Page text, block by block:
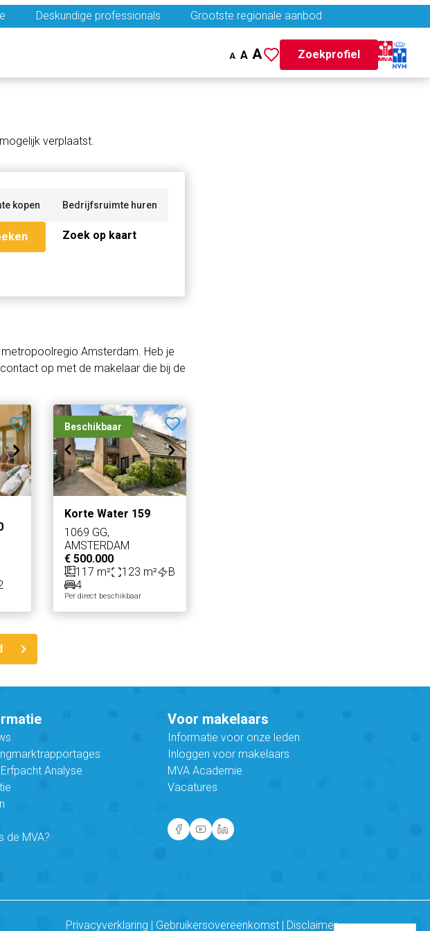
Deskundige professionals Grootste regionale aanbod
A A A Zoekprofiel
verplaatst.
kopen Bedrijfsruimte huren
Zoek op kaart
Amsterdam. Heb je
op met de makelaar die bij de
Beschikbaar
Korte Water 159
1069 GG,
AMSTERDAM
€ 500.000
117 m²
123 m²
B
4
Per direct beschikbaar
Erfpacht Analyse
de MVA?
Voor makelaars
Informatie voor onze leden
Inloggen voor makelaars
MVA Academie
Vacatures
Privacyverklaring Gebruikersovereenkomst Disclaimer